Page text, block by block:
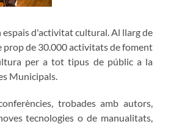
espais d'activitat cultural. Al llarg de
prop de 30.000 activitats de foment
per a tot tipus de públic a la
Municipals.
trobades amb autors,
tecnologies o de manualitats,